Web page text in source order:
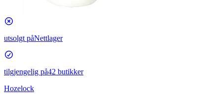
utsolgt påNettlager
tilgjengelig på42 butikker
Hozelock